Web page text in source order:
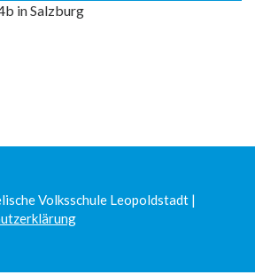
in Salzburg
Volksschule Leopoldstadt |